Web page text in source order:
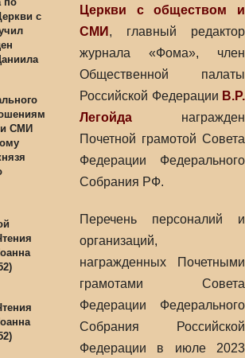
СМИ
Церкви с обществом и
СМИ , главный редактор
журнала «Фома», член
Общественной палаты
Российской Федерации В.Р.
Легойда награжден
Почетной грамотой Совета
Федерации Федерального
Собрания РФ.
Перечень персоналий и
организаций,
награжденных Почетными
грамотами Совета
Федерации Федерального
Собрания Российской
Федерации в июле 2023